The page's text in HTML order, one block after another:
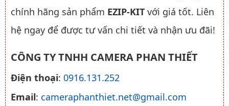
chính hãng sản phẩm EZIP-KIT với giá tốt. Liên
hệ ngay để được tư vấn chi tiết và nhận ưu đãi!
CÔNG TY TNHH CAMERA PHAN THIẾT
Điện thoại: 0916.131.252
Email: cameraphanthiet.net@gmail.com